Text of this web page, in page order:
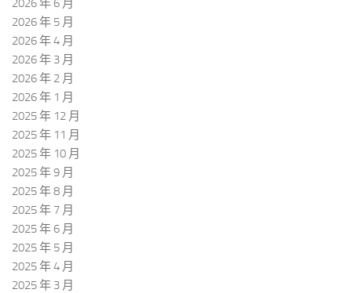
2026 年 6 月
2026 年 5 月
2026 年 4 月
2026 年 3 月
2026 年 2 月
2026 年 1 月
2025 年 12 月
2025 年 11 月
2025 年 10 月
2025 年 9 月
2025 年 8 月
2025 年 7 月
2025 年 6 月
2025 年 5 月
2025 年 4 月
2025 年 3 月